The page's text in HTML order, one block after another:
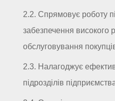
2.2. Спрямовує роботу
забезпечення високого
обслуговування
2.3. Налагоджує
підрозділів